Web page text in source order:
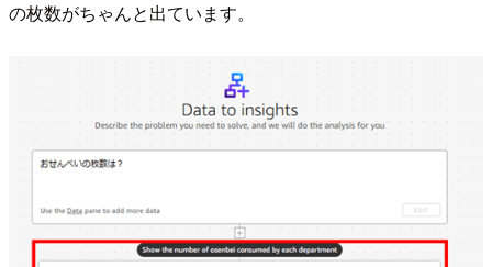
の枚数がちゃんと出ています。